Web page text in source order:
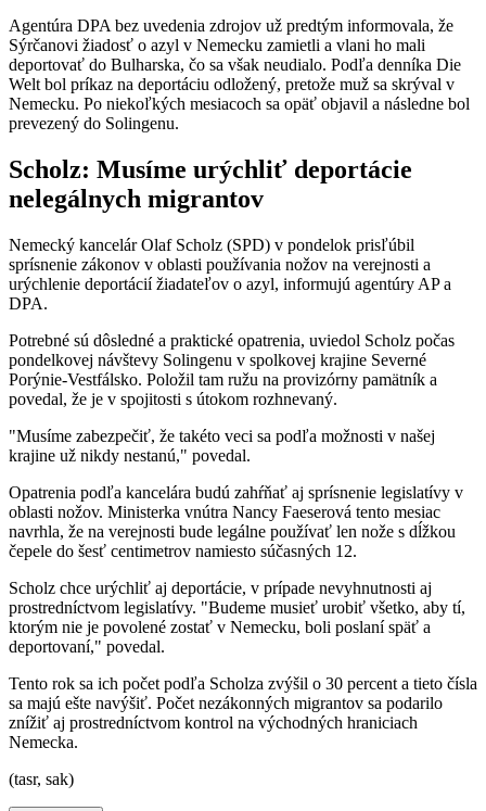
Agentúra DPA bez uvedenia zdrojov už predtým informovala, že
Sýrčanovi žiadosť o azyl v Nemecku zamietli a vlani ho mali
deportovať do Bulharska, čo sa však neudialo. Podľa denníka Die
Welt bol príkaz na deportáciu odložený, pretože muž sa skrýval v
Nemecku. Po niekoľkých mesiacoch sa opäť objavil a následne bol
prevezený do Solingenu.
Scholz: Musíme urýchliť deportácie
nelegálnych migrantov
Nemecký kancelár Olaf Scholz (SPD) v pondelok prisľúbil
sprísnenie zákonov v oblasti používania nožov na verejnosti a
urýchlenie deportácií žiadateľov o azyl, informujú agentúry AP a
DPA.
Potrebné sú dôsledné a praktické opatrenia, uviedol Scholz počas
pondelkovej návštevy Solingenu v spolkovej krajine Severné
Porýnie-Vestfálsko. Položil tam ružu na provizórny pamätník a
povedal, že je v spojitosti s útokom rozhnevaný.
"Musíme zabezpečiť, že takéto veci sa podľa možnosti v našej
krajine už nikdy nestanú," povedal.
Opatrenia podľa kancelára budú zahŕňať aj sprísnenie legislatívy v
oblasti nožov. Ministerka vnútra Nancy Faeserová tento mesiac
navrhla, že na verejnosti bude legálne používať len nože s dĺžkou
čepele do šesť centimetrov namiesto súčasných 12.
Scholz chce urýchliť aj deportácie, v prípade nevyhnutnosti aj
prostredníctvom legislatívy. "Budeme musieť urobiť všetko, aby tí,
ktorým nie je povolené zostať v Nemecku, boli poslaní späť a
deportovaní," povedal.
Tento rok sa ich počet podľa Scholza zvýšil o 30 percent a tieto čísla
sa majú ešte navýšiť. Počet nezákonných migrantov sa podarilo
znížiť aj prostredníctvom kontrol na východných hraniciach
Nemecka.
(tasr, sak)